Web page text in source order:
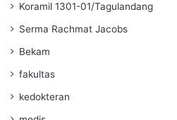
Koramil 1301-01/Tagulandang
Serma Rachmat Jacobs
Bekam
fakultas
kedokteran